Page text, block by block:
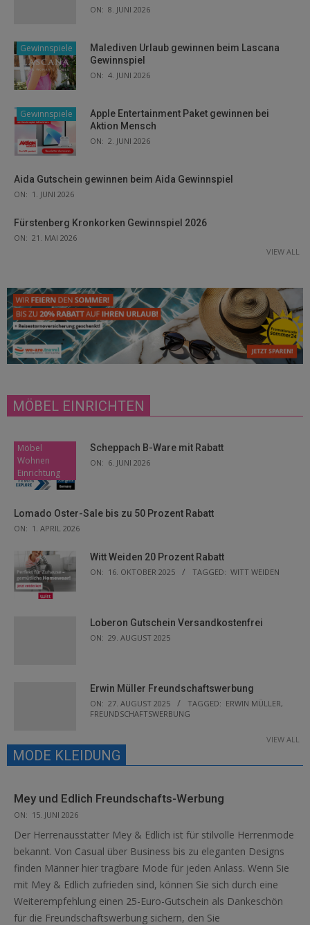
ON: 8. JUNI 2026
Gewinnspiele
Malediven Urlaub gewinnen beim Lascana
Gewinnspiel
ON: 4. JUNI 2026
Gewinnspiele
Apple Entertainment Paket gewinnen bei
Aktion Mensch
ON: 2. JUNI 2026
Aida Gutschein gewinnen beim Aida Gewinnspiel
ON: 1. JUNI 2026
Fürstenberg Kronkorken Gewinnspiel 2026
ON: 21. MAI 2026
VIEW ALL
MÖBEL EINRICHTEN
Möbel
Wohnen
Einrichtung
Scheppach B-Ware mit Rabatt
ON: 6. JUNI 2026
Lomado Oster-Sale bis zu 50 Prozent Rabatt
ON: 1. APRIL 2026
Witt Weiden 20 Prozent Rabatt
ON: 16. OKTOBER 2025 TAGGED: WITT WEIDEN
Loberon Gutschein Versandkostenfrei
ON: 29. AUGUST 2025
Erwin Müller Freundschaftswerbung
ON: 27. AUGUST 2025 TAGGED: ERWIN MÜLLER,
FREUNDSCHAFTSWERBUNG
VIEW ALL
MODE KLEIDUNG
Mey und Edlich Freundschafts-Werbung
ON: 15. JUNI 2026
Der Herrenausstatter Mey & Edlich ist für stilvolle Herrenmode
bekannt. Von Casual über Business bis zu eleganten Designs
finden Männer hier tragbare Mode für jeden Anlass. Wenn Sie
mit Mey & Edlich zufrieden sind, können Sie sich durch eine
Weiterempfehlung einen 25-Euro-Gutschein als Dankeschön
für die Freundschaftswerbung sichern, den Sie